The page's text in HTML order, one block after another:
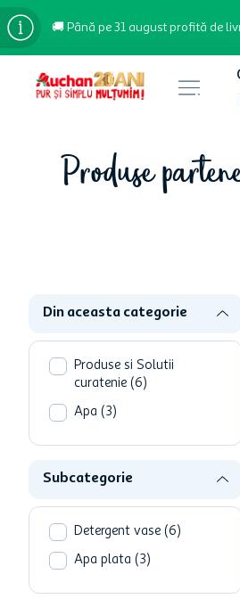
🚚 Până pe 31 august profită de
Produse
Subcategorie
Detergent vase (6 )
Apa plata ( 3 )
Din aceasta categorie
Produse si Solutii
curatenie (6 )
Apa ( 3 )